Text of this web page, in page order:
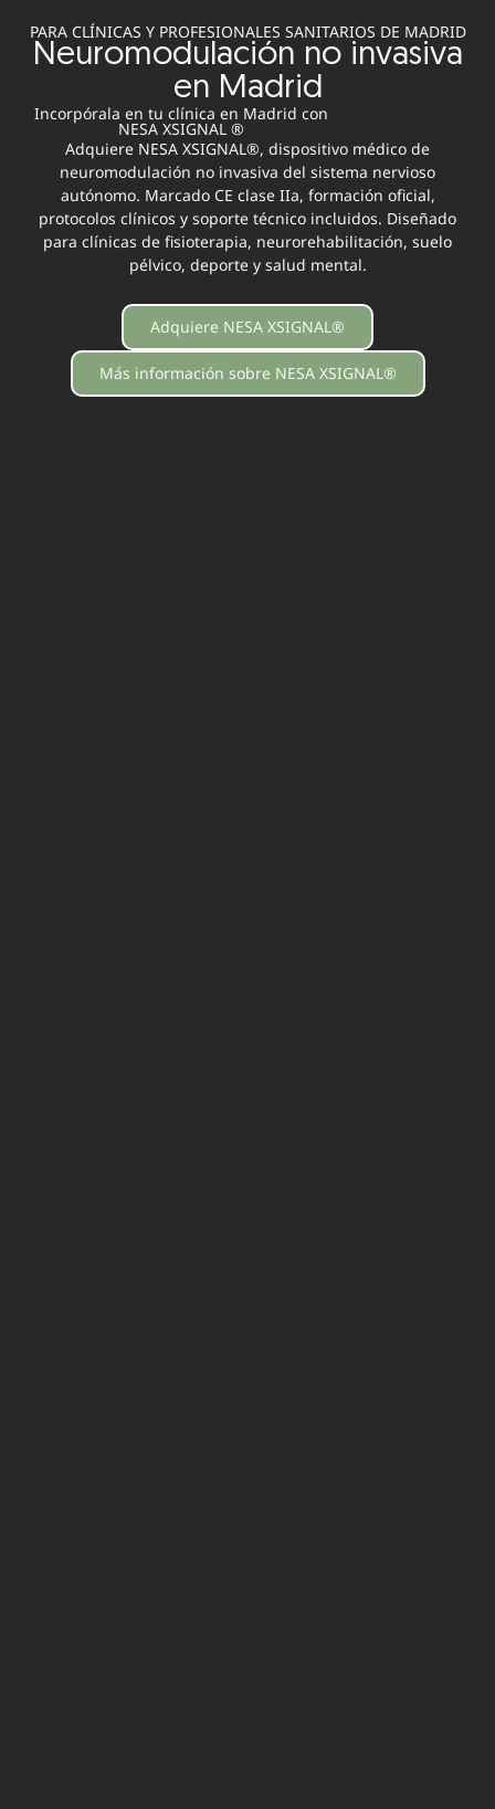
PARA CLÍNICAS Y PROFESIONALES SANITARIOS DE MADRID
Neuromodulación no invasiva
en Madrid
Incorpórala en tu clínica en Madrid con
NESA XSIGNAL ®
Adquiere NESA XSIGNAL®, dispositivo médico de
neuromodulación no invasiva del sistema nervioso
autónomo. Marcado CE clase IIa, formación oficial,
protocolos clínicos y soporte técnico incluidos. Diseñado
para clínicas de fisioterapia, neurorehabilitación, suelo
pélvico, deporte y salud mental.
Adquiere NESA XSIGNAL®
Más información sobre NESA XSIGNAL®